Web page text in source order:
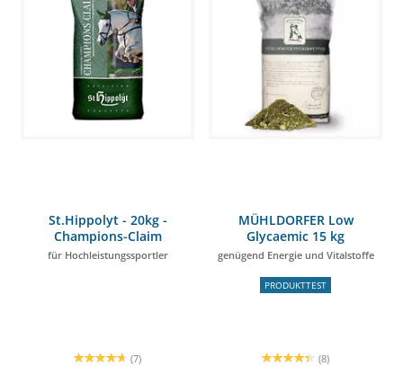
St.Hippolyt - 20kg -
Champions-Claim
für Hochleistungssportler
(7)
MÜHLDORFER Low
Glycaemic 15 kg
genügend Energie und Vitalstoffe
PRODUKTTEST
(8)